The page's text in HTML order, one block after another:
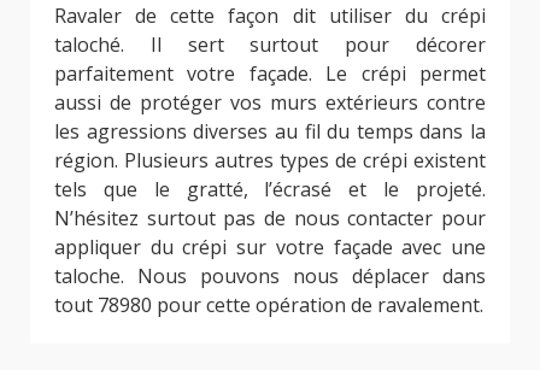
Ravaler de cette façon dit utiliser du crépi
taloché. Il sert surtout pour décorer
parfaitement votre façade. Le crépi permet
aussi de protéger vos murs extérieurs contre
les agressions diverses au fil du temps dans la
région. Plusieurs autres types de crépi existent
tels que le gratté, l’écrasé et le projeté.
N’hésitez surtout pas de nous contacter pour
appliquer du crépi sur votre façade avec une
taloche. Nous pouvons nous déplacer dans
tout 78980 pour cette opération de ravalement.